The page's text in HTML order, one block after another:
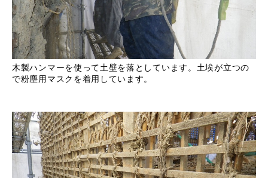
木製ハンマーを使って土壁を落としています。土埃が立つの
で粉塵用マスクを着用しています。